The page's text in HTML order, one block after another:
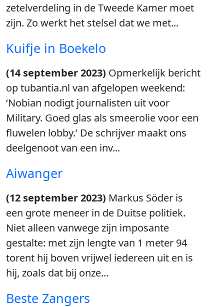
zetelverdeling in de Tweede Kamer moet
zijn. Zo werkt het stelsel dat we met...
Kuifje in Boekelo
(14 september 2023) Opmerkelijk bericht
op tubantia.nl van afgelopen weekend:
‘Nobian nodigt journalisten uit voor
Military. Goed glas als smeerolie voor een
fluwelen lobby.’ De schrijver maakt ons
deelgenoot van een inv...
Aiwanger
(12 september 2023) Markus Söder is
een grote meneer in de Duitse politiek.
Niet alleen vanwege zijn imposante
gestalte: met zijn lengte van 1 meter 94
torent hij boven vrijwel iedereen uit en is
hij, zoals dat bij onze...
Beste Zangers